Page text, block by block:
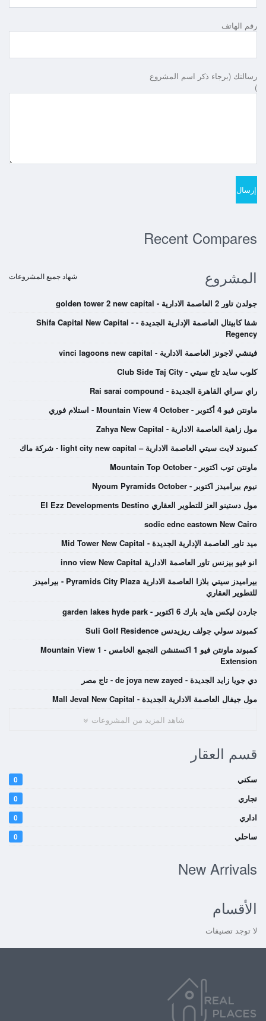
رقم الهاتف
رسالتك (برجاء ذكر اسم المشروع
)
Recent Compares
المشروع
شهاد جميع المشروعات
جولدن تاور 2 العاصمة الادارية - golden tower 2 new capital
شفا كابيتال العاصمة الإدارية الجديدة - Shifa Capital New Capital -
Regency
فينشي لاجونز العاصمة الادارية - vinci lagoons new capital
كلوب سايد تاج سيتي - Club Side Taj City
راي سراي القاهرة الجديدة - Rai sarai compound
ماونتن فيو 4 أكتوبر - Mountain View 4 October - استلام فوري
مول زاهية العاصمة الادارية - Zahya New Capital
كمبوند لايت سيتي العاصمة الادارية – light city new capital - شركة ماك
ماونتن توب اكتوبر - Mountain Top October
نيوم بيراميدز اكتوبر - Nyoum Pyramids October
مول دستينو العز للتطوير العقاري El Ezz Developments Destino
sodic ednc eastown New Cairo
ميد تاور العاصمة الإدارية الجديدة - Mid Tower New Capital
انو فيو بيزنس تاور العاصمة الادارية inno view New Capital
بيراميدز سيتي بلازا العاصمة الادارية Pyramids City Plaza - بيراميدز
للتطوير العقاري
جاردن ليكس هايد بارك 6 اكتوبر - garden lakes hyde park
كمبوند سولي جولف ريزيدنس Suli Golf Residence
كمبوند ماونتن فيو 1 اكستنشن التجمع الخامس - Mountain View 1
Extension
دي جويا زايد الجديدة - de joya new zayed - تاج مصر
مول جيفال العاصمة الادارية الجديدة - Mall Jeval New Capital
شاهد المزيد من المشروعات
قسم العقار
سكني 0
تجاري 0
اداري 0
ساحلي 0
New Arrivals
الأقسام
لا توجد تصنيفات